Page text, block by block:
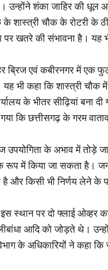
उन्होंने शंका जाहिर की
के शास्त्री चौक के रोटरी
पर खतरे की संभावना है।
ब्रिज एवं कबीरनगर में एक
भी कहा कि शास्त्री चौक
के भीतर सीढ़ियां बना दी
कि छत्तीसगढ़ के गरम
उपयोगिता के अभाव में तोड़े
रूप में किया जा सकता है।
है और किसी भी निर्णय लेने
स्थान पर दो फ्लाई ओव्हर
आदि को जोड़ते थे।
के अधिकारियों ने कहा कि